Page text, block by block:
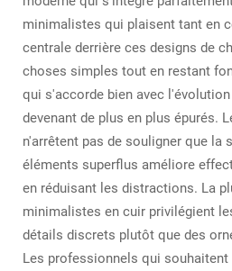
minimalistes qui plaisent tant en
centrale derrière ces designs de
choses simples tout en restant
qui s'accorde bien avec l'évolution
devenant de plus en plus épurés.
n'arrêtent pas de souligner que la
éléments superflus améliore
en réduisant les distractions. La
minimalistes en cuir privilégient
détails discrets plutôt que des
Les professionnels qui souhaitent